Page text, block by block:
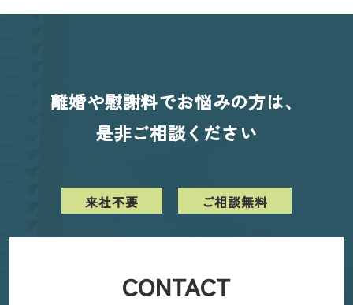
離婚や慰謝料でお悩みの方は、
是非ご相談ください
来社不要 ご相談無料
CONTACT